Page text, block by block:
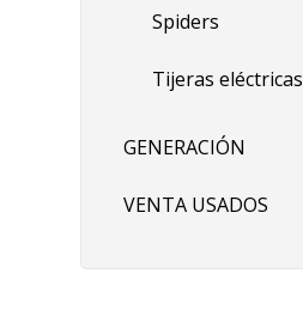
Spiders
Tijeras eléctricas
GENERACIÓN
VENTA USADOS